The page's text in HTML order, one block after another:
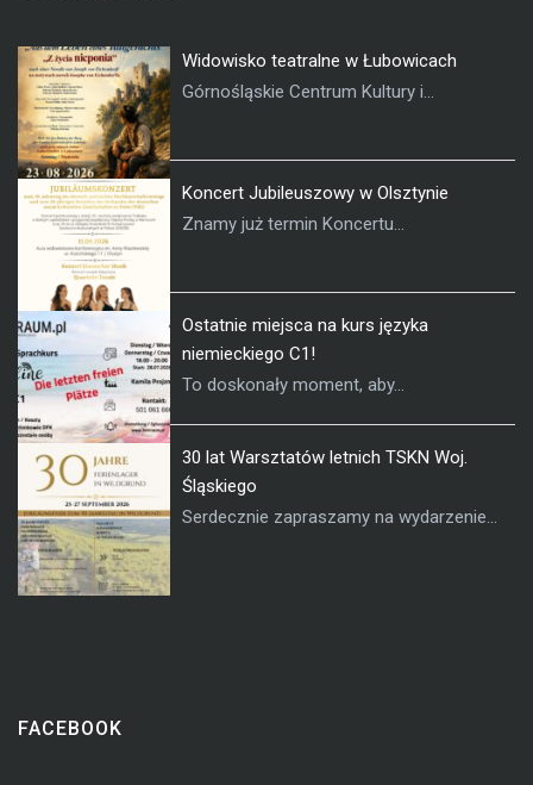
Widowisko teatralne w Łubowicach
Górnośląskie Centrum Kultury i...
Koncert Jubileuszowy w Olsztynie
Znamy już termin Koncertu...
Ostatnie miejsca na kurs języka
niemieckiego C1!
To doskonały moment, aby...
30 lat Warsztatów letnich TSKN Woj.
Śląskiego
Serdecznie zapraszamy na wydarzenie...
FACEBOOK